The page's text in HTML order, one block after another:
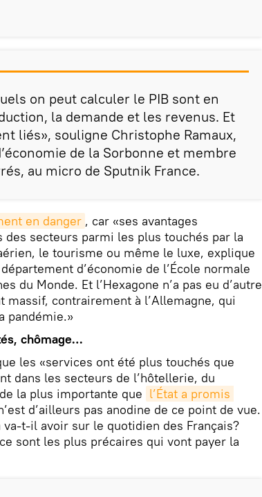
on peut calculer le PIB sont en
la demande et les revenus. Et
liés», souligne Christophe Ramaux,
de la Sorbonne et membre
au micro de Sputnik France.
en danger , car «ses avantages
secteurs parmi les plus touchés par la
le tourisme ou même le luxe, explique
d’économie de l’École normale
du Monde. Et l’Hexagone n’a pas eu d’autre
contrairement à l’Allemagne, qui
pandémie.»
chômage…
les «services ont été plus touchés que
dans les secteurs de l’hôtellerie, du
la plus importante que l’État a promis
d’ailleurs pas anodine de ce point de vue.
t-il avoir sur le quotidien des Français?
sont les plus précaires qui vont payer la